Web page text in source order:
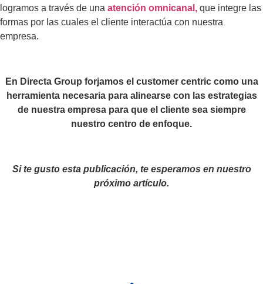
logramos a través de una atención omnicanal, que integre las
formas por las cuales el cliente interactúa con nuestra
empresa.
En Directa Group forjamos el customer centric como una
herramienta necesaria para alinearse con las estrategias
de nuestra empresa para que el cliente sea siempre
nuestro centro de enfoque.
Si te gusto esta publicación, te esperamos en nuestro
próximo artículo.